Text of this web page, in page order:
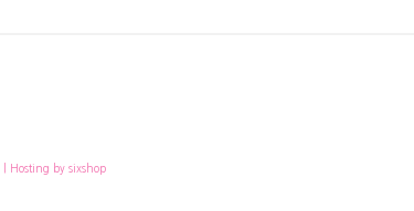
| Hosting by sixshop